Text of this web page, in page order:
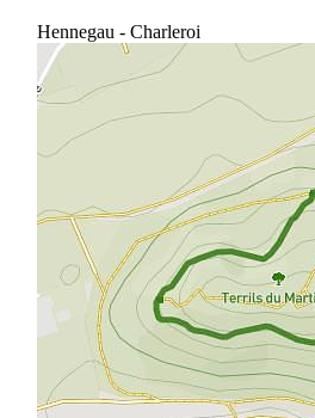
Hennegau - Charleroi